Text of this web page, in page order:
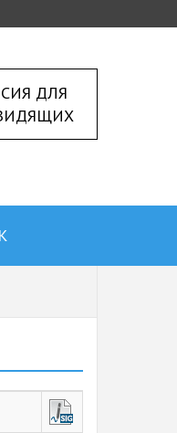
ДЛЯ